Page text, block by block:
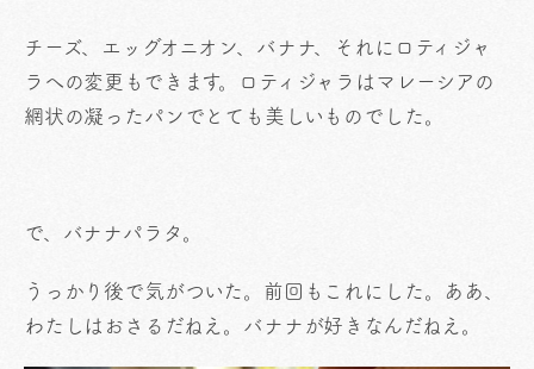
チーズ、エッグオニオン、バナナ、それにロティジャ
ラへの変更もできます。ロティジャラはマレーシアの
網状の凝ったパンでとても美しいものでした。
で、バナナパラタ。
うっかり後で気がついた。前回もこれにした。ああ、
わたしはおさるだねえ。バナナが好きなんだねえ。